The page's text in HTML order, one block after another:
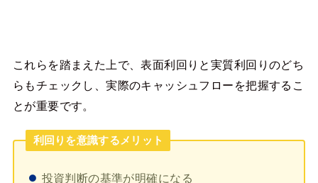
これらを踏まえた上で、表面利回りと実質利回りのどち
らもチェックし、実際のキャッシュフローを把握するこ
とが重要です。
利回りを意識するメリット
投資判断の基準が明確になる